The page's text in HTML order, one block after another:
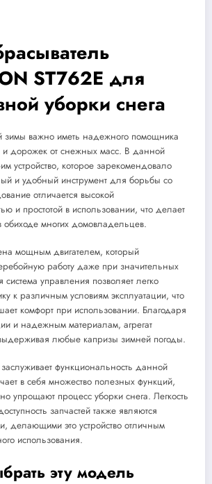
ST762E для
уборки снега
зимы важно иметь надежного помощника
и дорожек от снежных масс. В данной
устройство, которое зарекомендовало
и удобный инструмент для борьбы со
отличается высокой
и простотой в использовании, что делает
многих домовладельцев.
мощным двигателем, который
работу даже при значительных
система управления позволяет легко
к различным условиям эксплуатации, что
комфорт при использовании. Благодаря
и надежным материалам, агрегат
любые капризы зимней погоды.
функциональность данной
в себя множество полезных функций,
упрощают процесс уборки снега. Легкость
запчастей также являются
делающими это устройство отличным
использования.
эту модель